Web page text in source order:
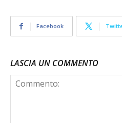
Facebook
LASCIA UN COMMENTO